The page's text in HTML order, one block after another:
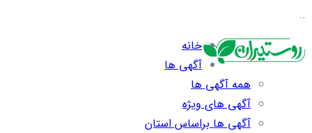
…
خانه
آگهی ها
همه آگهی ها
آگهی های ویژه
آگهی ها براساس استان